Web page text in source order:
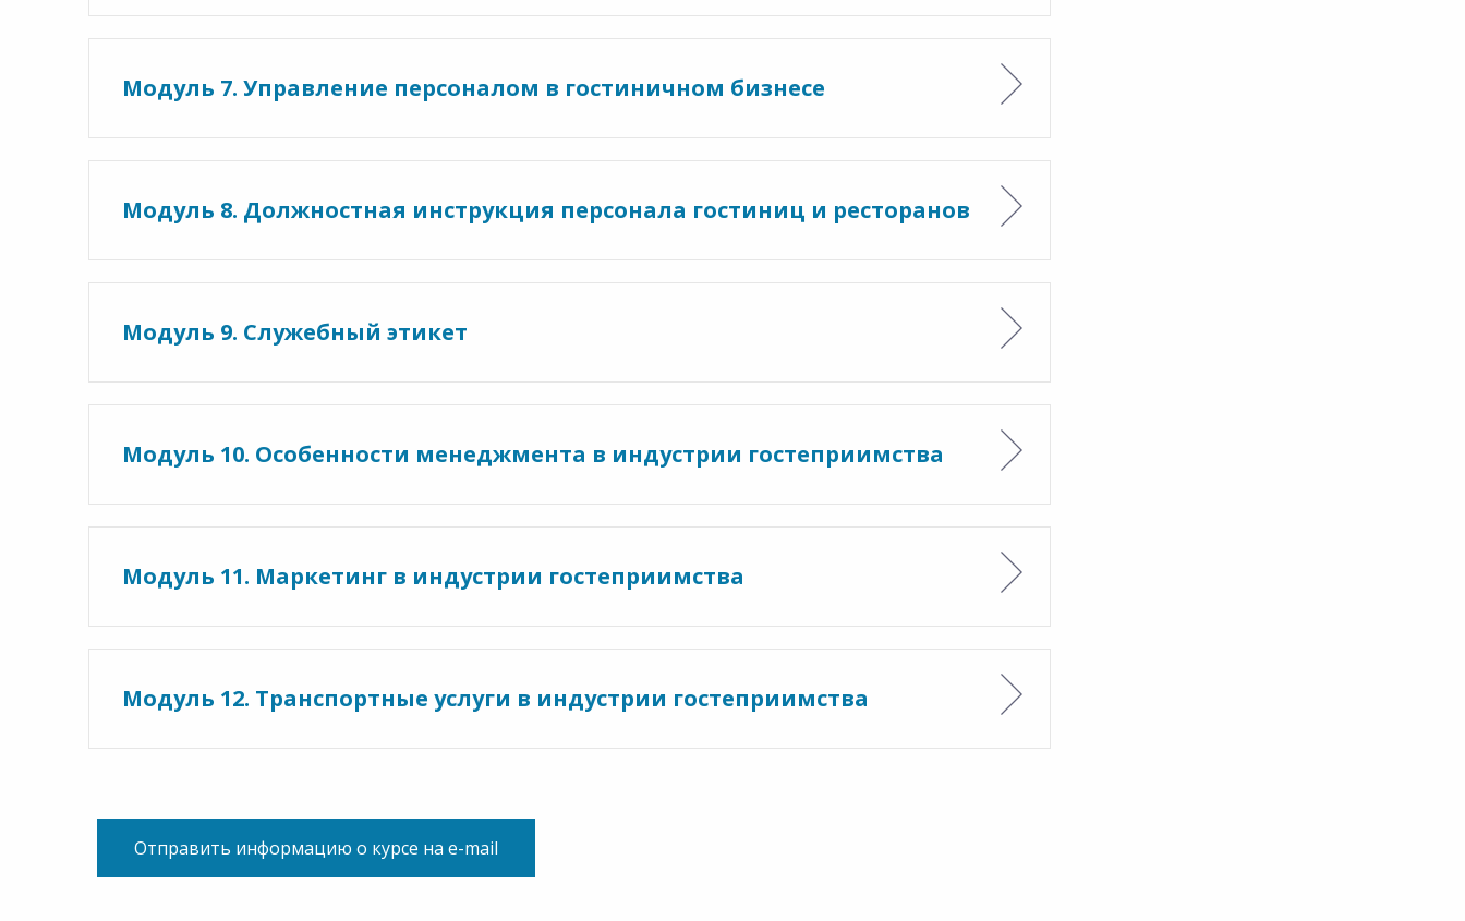
Модуль 7. Управление персоналом в гостиничном бизнесе
Модуль 8. Должностная инструкция персонала гостиниц и ресторанов
Модуль 9. Служебный этикет
Модуль 10. Особенности менеджмента в индустрии гостеприимства
Модуль 11. Маркетинг в индустрии гостеприимства
Модуль 12. Транспортные услуги в индустрии гостеприимства
Отправить информацию о курсе на e-mail